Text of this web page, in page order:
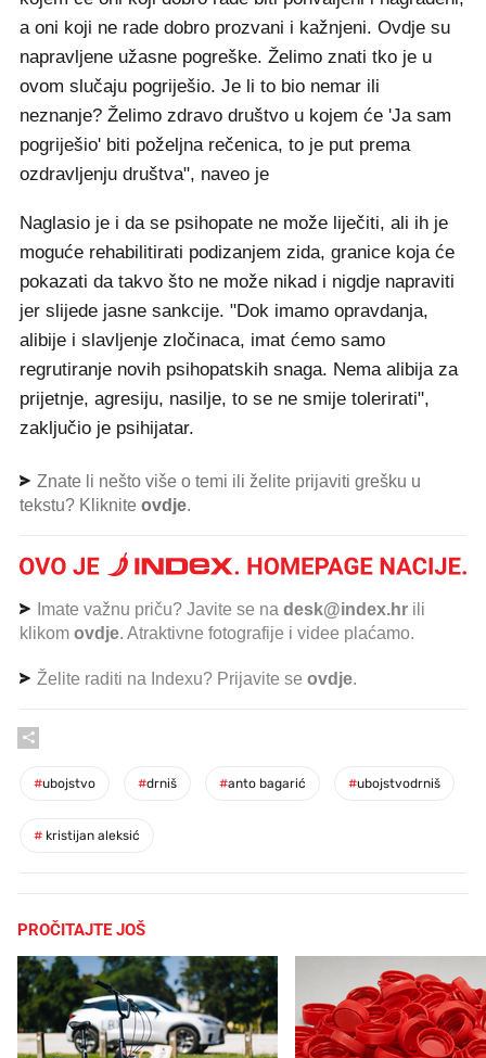
a oni koji ne rade dobro prozvani i kažnjeni. Ovdje su
napravljene užasne pogreške. Želimo znati tko je u
ovom slučaju pogriješio. Je li to bio nemar ili
neznanje? Želimo zdravo društvo u kojem će 'Ja sam
pogriješio' biti poželjna rečenica, to je put prema
ozdravljenju društva", naveo je
Naglasio je i da se psihopate ne može liječiti, ali ih je
moguće rehabilitirati podizanjem zida, granice koja će
pokazati da takvo što ne može nikad i nigdje napraviti
jer slijede jasne sankcije. "Dok imamo opravdanja,
alibije i slavljenje zločinaca, imat ćemo samo
regrutiranje novih psihopatskih snaga. Nema alibija za
prijetnje, agresiju, nasilje, to se ne smije tolerirati",
zaključio je psihijatar.
Znate li nešto više o temi ili želite prijaviti grešku u
tekstu? Kliknite ovdje.
Imate važnu priču? Javite se na desk@index.hr ili
klikom ovdje. Atraktivne fotografije i videe plaćamo.
Želite raditi na Indexu? Prijavite se ovdje.
#ubojstvo #drniš #anto bagarić #ubojstvodrniš
# kristijan aleksić
PROČITAJTE JOŠ